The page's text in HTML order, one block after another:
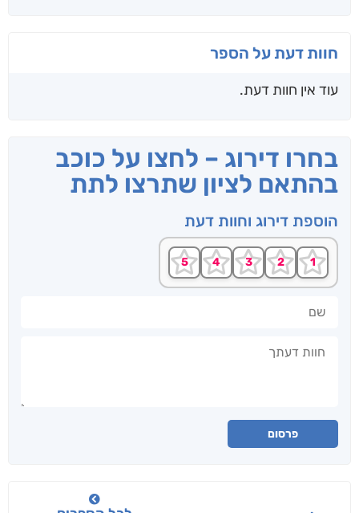
חוות דעת על הספר
עוד אין חוות דעת.
בחרו דירוג – לחצו על כוכב
בהתאם לציון שתרצו לתת
הוספת דירוג וחוות דעת
פרסום